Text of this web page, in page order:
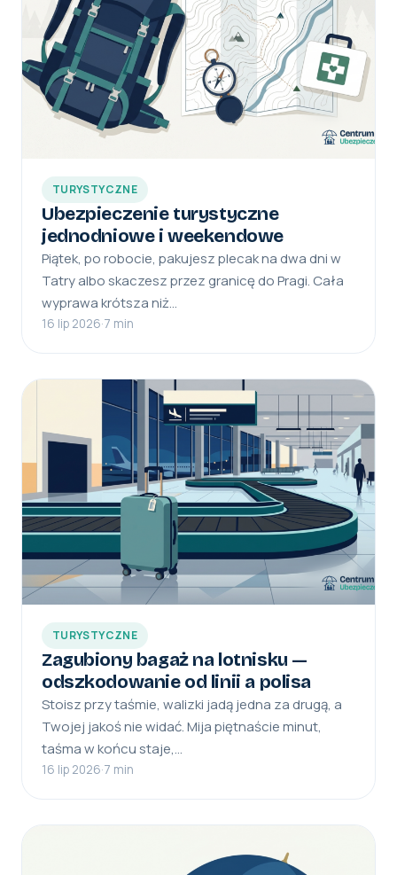
TURYSTYCZNE
Ubezpieczenie turystyczne
jednodniowe i weekendowe
Piątek, po robocie, pakujesz plecak na dwa dni w
Tatry albo skaczesz przez granicę do Pragi. Cała
wyprawa krótsza niż…
16 lip 2026·7 min
TURYSTYCZNE
Zagubiony bagaż na lotnisku —
odszkodowanie od linii a polisa
Stoisz przy taśmie, walizki jadą jedna za drugą, a
Twojej jakoś nie widać. Mija piętnaście minut,
taśma w końcu staje,…
16 lip 2026·7 min